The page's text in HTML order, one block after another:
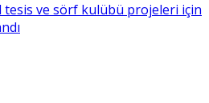
tesis ve sörf kulübü projeleri için